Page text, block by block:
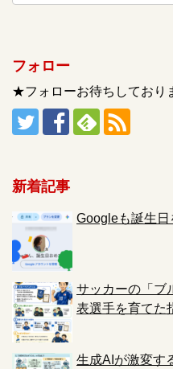
フォロー
★フォローお待ちしており
新着記事
Googleも誕生
サッカーの「ブ
表選手を育てた
生成AIが激変す